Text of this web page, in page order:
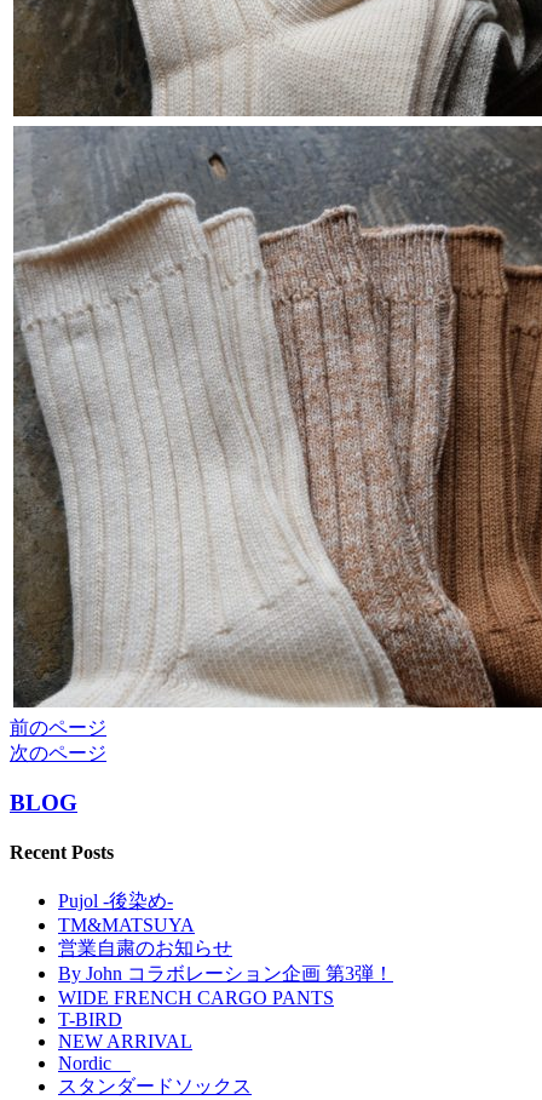
前のページ
次のページ
BLOG
Recent Posts
Pujol -後染め-
TM&MATSUYA
営業自粛のお知らせ
By John コラボレーション企画 第3弾！
WIDE FRENCH CARGO PANTS
T-BIRD
NEW ARRIVAL
Nordic
スタンダードソックス